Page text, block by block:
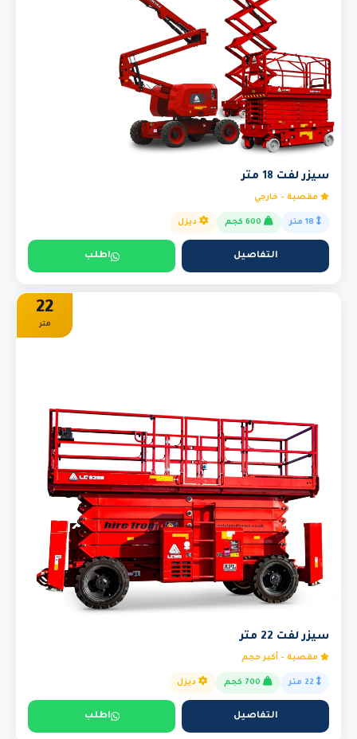
سيزر لفت 18 متر
مقصية - خارجي
ديزل
التفاصيل اطلب
22
متر
سيزر لفت 22 متر
مقصية - أكبر حجم
ديزل
التفاصيل اطلب